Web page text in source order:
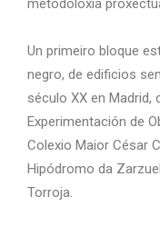
metodoloxía
Un primeiro bloque
negro, de edificios
século XX en
Experimentación de
Colexio Maior César
Hipódromo da
Torroja.